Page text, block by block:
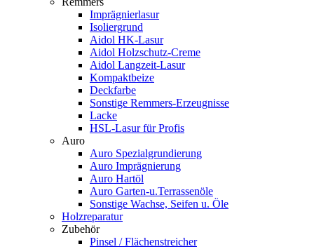
Imprägnierlasur
Isoliergrund
Aidol HK-Lasur
Aidol Holzschutz-Creme
Aidol Langzeit-Lasur
Kompaktbeize
Deckfarbe
Sonstige Remmers-Erzeugnisse
Lacke
HSL-Lasur für Profis
Auro
Auro Spezialgrundierung
Auro Imprägnierung
Auro Hartöl
Auro Garten-u.Terrassenöle
Sonstige Wachse, Seifen u. Öle
Holzreparatur
Zubehör
Pinsel / Flächenstreicher